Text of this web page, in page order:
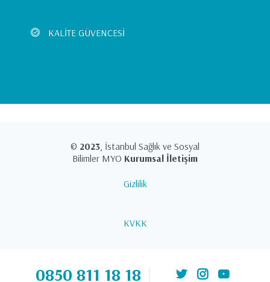
KALİTE GÜVENCESİ
© 2023, İstanbul Sağlık ve Sosyal
Bilimler MYO Kurumsal İletişim
Gizlilik
KVKK
0850 811 18 18